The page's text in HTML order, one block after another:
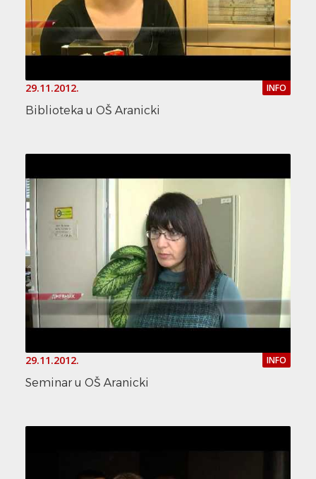
29.11.2012. INFO
Biblioteka u OŠ Aranicki
29.11.2012. INFO
Seminar u OŠ Aranicki